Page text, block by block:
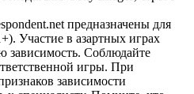
предназначены для
Участие в азартных играх
зависимость. Соблюдайте
игры. При
зависимости